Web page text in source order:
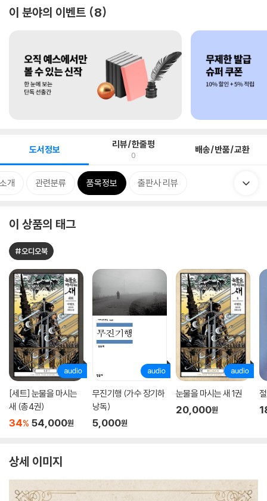
이 분야의 이벤트 8
도서정보 리뷰/한줄평
0 배송/반품/교환
개 관련분류 품목정보 출판사 리뷰
이 상품의 태그
#오디오북
[세트] 눈물을 마시는
새 (총4권)
34% 54,000원
무진기행 (가수 장기하
낭독)
5,000원
눈물을 마시는 새 1권
20,000원
상세 이미지